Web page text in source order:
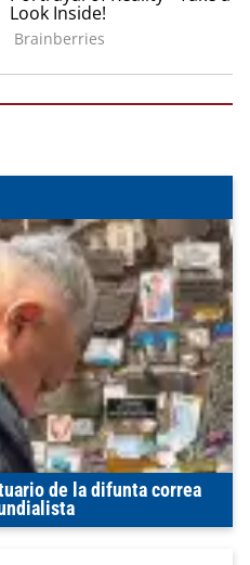
de la difunta correa